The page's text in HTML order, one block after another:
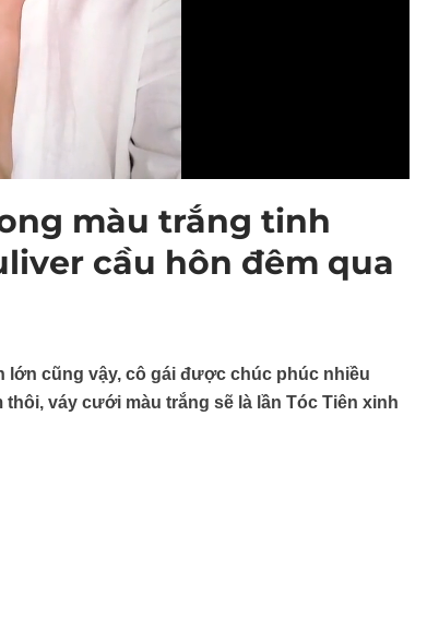
màu trắng tinh
cầu hôn đêm qua
lớn cũng vậy, cô gái được chúc phúc nhiều
váy cưới màu trắng sẽ là lần Tóc Tiên xinh